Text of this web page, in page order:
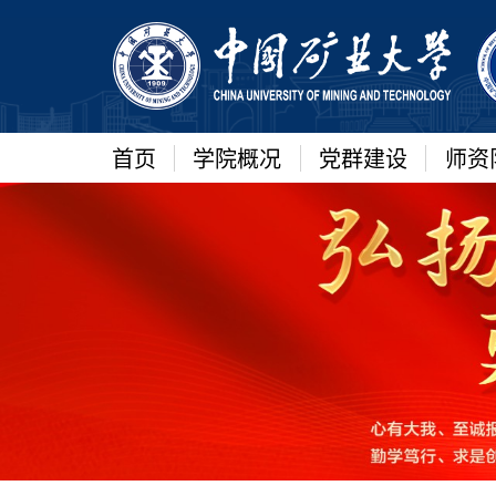
首页 学院概况 党群建设 师